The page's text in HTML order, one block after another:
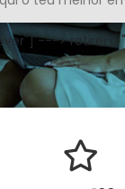
---> retirei o